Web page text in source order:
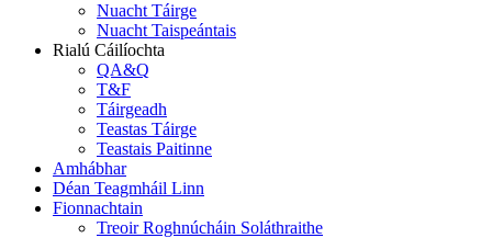
Nuacht Táirge
Nuacht Taispeántais
Rialú Cáilíochta
QA&Q
T&F
Táirgeadh
Teastas Táirge
Teastais Paitinne
Amhábhar
Déan Teagmháil Linn
Fionnachtain
Treoir Roghnúcháin Soláthraithe